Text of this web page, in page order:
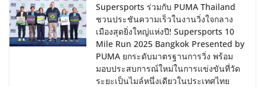
Supersports ร่วมกับ PUMA Thailand
ชวนประชันความเร็วในงานวิ่งใจกลาง
เมืองสุดยิ่งใหญ่แห่งปี! Supersports 10
Mile Run 2025 Bangkok Presented by
PUMA ยกระดับมาตรฐานการวิ่ง พร้อม
มอบประสบการณ์ใหม่ในการแข่งขันที่วัด
ระยะเป็นไมล์หนึ่งเดียวในประเทศไทย